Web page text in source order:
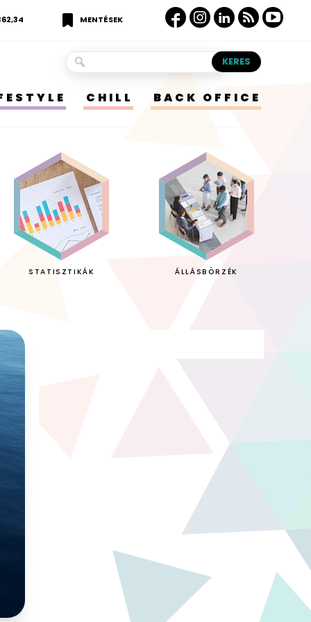
MENTÉSEK
CHILL BACK OFFICE
STATISZTIKÁK ÁLLÁSBÖRZÉK